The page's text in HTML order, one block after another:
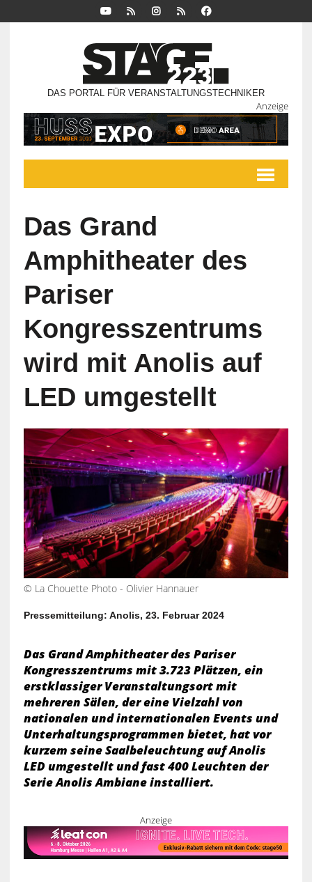
DAS PORTAL FÜR VERANSTALTUNGSTECHNIKER
Anzeige
Das Grand
Amphitheater des
Pariser
Kongresszentrums
wird mit Anolis auf
LED umgestellt
© La Chouette Photo - Olivier Hannauer
Pressemitteilung: Anolis, 23. Februar 2024
Das Grand Amphitheater des Pariser
Kongresszentrums mit 3.723 Plätzen, ein
erstklassiger Veranstaltungsort mit
mehreren Sälen, der eine Vielzahl von
nationalen und internationalen Events und
Unterhaltungsprogrammen bietet, hat vor
kurzem seine Saalbeleuchtung auf Anolis
LED umgestellt und fast 400 Leuchten der
Serie Anolis Ambiane installiert.
Anzeige